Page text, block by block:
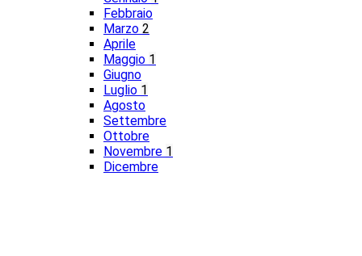
Febbraio
Marzo 2
Aprile
Maggio 1
Giugno
Luglio 1
Agosto
Settembre
Ottobre
Novembre 1
Dicembre